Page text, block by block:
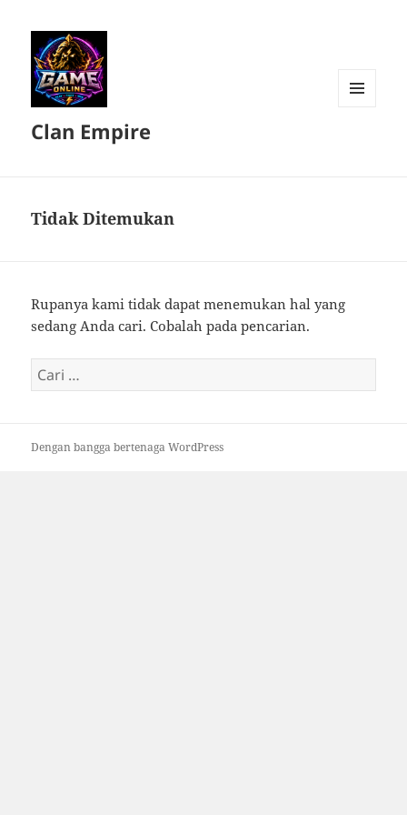
Clan Empire
Tidak Ditemukan
Rupanya kami tidak dapat menemukan hal yang
sedang Anda cari. Cobalah pada pencarian.
Cari
untuk:
Dengan bangga bertenaga WordPress